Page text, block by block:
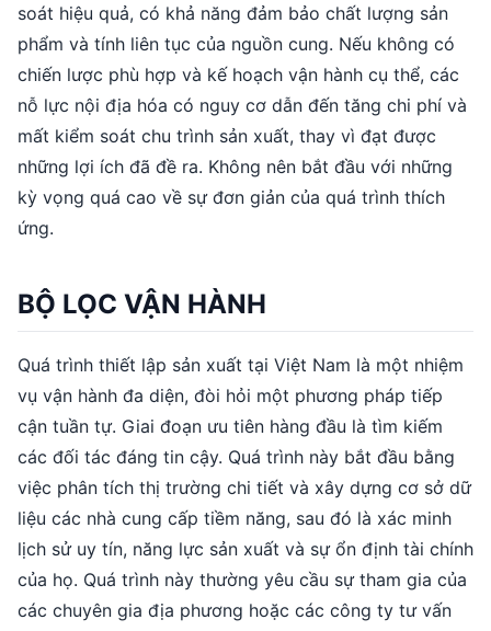
soát hiệu quả, có khả năng đảm bảo chất lượng sản
phẩm và tính liên tục của nguồn cung. Nếu không có
chiến lược phù hợp và kế hoạch vận hành cụ thể, các
nỗ lực nội địa hóa có nguy cơ dẫn đến tăng chi phí và
mất kiểm soát chu trình sản xuất, thay vì đạt được
những lợi ích đã đề ra. Không nên bắt đầu với những
kỳ vọng quá cao về sự đơn giản của quá trình thích
ứng.
BỘ LỌC VẬN HÀNH
Quá trình thiết lập sản xuất tại Việt Nam là một nhiệm
vụ vận hành đa diện, đòi hỏi một phương pháp tiếp
cận tuần tự. Giai đoạn ưu tiên hàng đầu là tìm kiếm
các đối tác đáng tin cậy. Quá trình này bắt đầu bằng
việc phân tích thị trường chi tiết và xây dựng cơ sở dữ
liệu các nhà cung cấp tiềm năng, sau đó là xác minh
lịch sử uy tín, năng lực sản xuất và sự ổn định tài chính
của họ. Quá trình này thường yêu cầu sự tham gia của
các chuyên gia địa phương hoặc các công ty tư vấn